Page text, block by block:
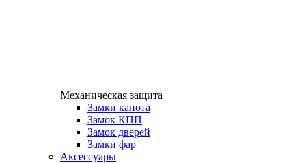
Механическая защита
Замки капота
Замок КПП
Замок дверей
Замки фар
Аксессуары